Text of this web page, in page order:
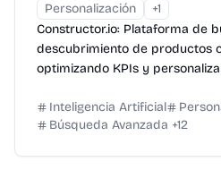
Personalización
+1
Constructor.io: Plataforma de
descubrimiento de productos
optimizando KPIs y
Inteligencia Artificial
Búsqueda Avanzada +12